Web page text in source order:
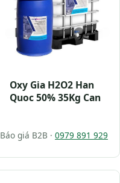
Oxy Gia H2O2 Han
Quoc 50% 35Kg Can
Báo giá B2B · 0979 891 929